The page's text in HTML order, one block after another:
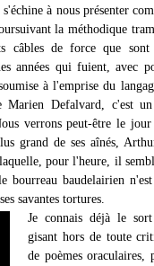
, s'échine à nous présenter
la méthodique
câbles de force que
années qui fuient, avec
à l'emprise du
Marien Defalvard, c'est
verrons peut-être le
grand de ses aînés,
pour l'heure, il
bourreau baudelairien
savantes tortures.
Je connais déjà le
gisant hors de toute
de poèmes oraculaires,